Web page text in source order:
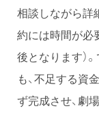
相談しながら詳
約には時間が必
後となります）
も、不足する資
ず完成させ、劇